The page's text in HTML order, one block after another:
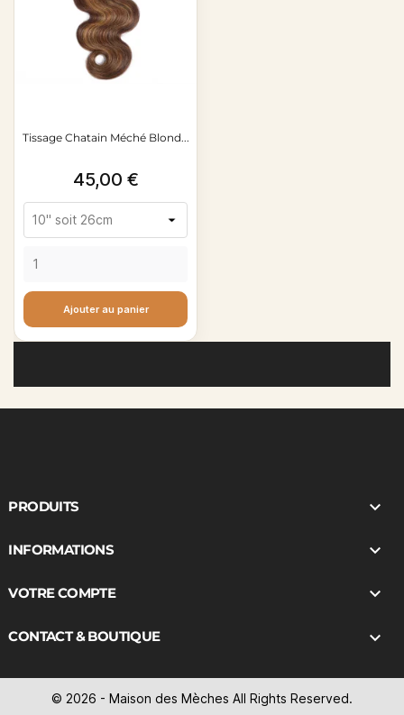
Tissage Chatain Méché Blond...
Prix
45,00 €
Ajouter au panier
PRODUITS 
INFORMATIONS 
VOTRE COMPTE 
CONTACT & BOUTIQUE 
© 2026 - Maison des Mèches All Rights Reserved.